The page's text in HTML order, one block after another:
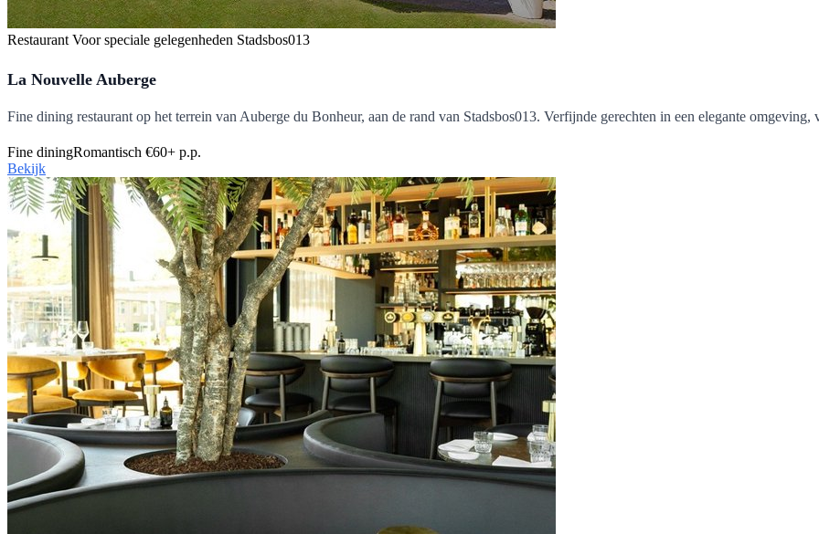
Restaurant Voor speciale gelegenheden Stadsbos013
La Nouvelle Auberge
Fine dining restaurant op het terrein van Auberge du Bonheur, aan de rand van Stadsbos013. Verfijnde gerechten in een elegante
Fine diningRomantisch €60+ p.p.
Bekijk